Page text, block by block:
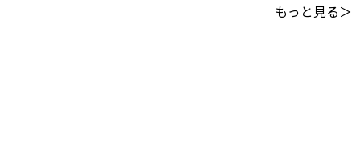
もっと見る＞